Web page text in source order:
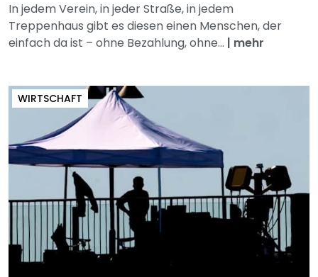
In jedem Verein, in jeder Straße, in jedem
Treppenhaus gibt es diesen einen Menschen, der
einfach da ist – ohne Bezahlung, ohne... | mehr
WIRTSCHAFT